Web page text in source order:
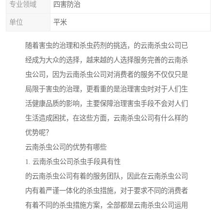
专业领域 四害防治
单位 平米
随着害虫的治理和杀虫药剂的挑选，的云南杀虫公司已
经成为大众的选择，越来越的人选择服务完善的云南杀
虫公司，因为云南杀虫公司对消费者的服务不仅仅只是
局限于害虫的治理，更看重的是治理害虫时对于人们生
活健康品质的影响，主要保障治理害虫手段不会对人们
生活造成困扰，在这些方面，云南杀虫公司有什么样的
优势呢？
云南杀虫公司的优势有哪些
1. 云南杀虫公司杀虫手段具有性
的云南杀虫公司有着的服务团队，因此在云南杀虫公司
内有着严谨一体化的杀虫措施，对于要求不同的消费者
有着不同的杀虫措施方案，全部都是云南杀虫公司运用